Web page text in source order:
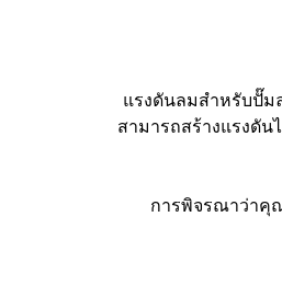
แรงดันลมสำหรับปั๊ม
สามารถสร้างแรงดัน
การพิจรณาว่าคุณค